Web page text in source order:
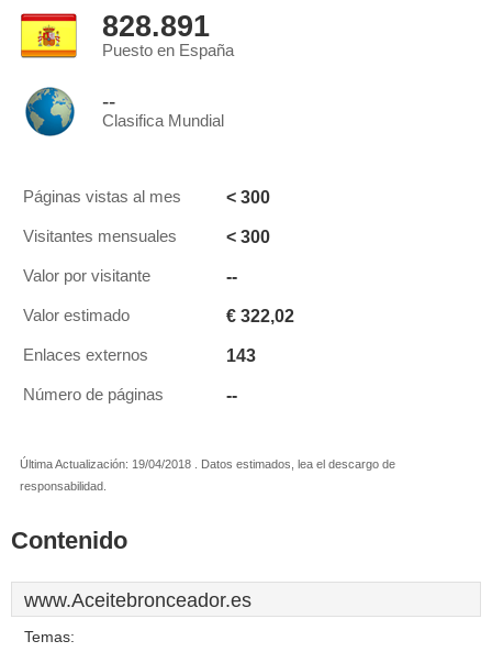
828.891
Puesto en España
--
Clasifica Mundial
Páginas vistas al mes < 300
Visitantes mensuales < 300
Valor por visitante --
Valor estimado € 322,02
Enlaces externos 143
Número de páginas --
Última Actualización: 19/04/2018 . Datos estimados, lea el descargo de
responsabilidad.
Contenido
www.Aceitebronceador.es
Temas: